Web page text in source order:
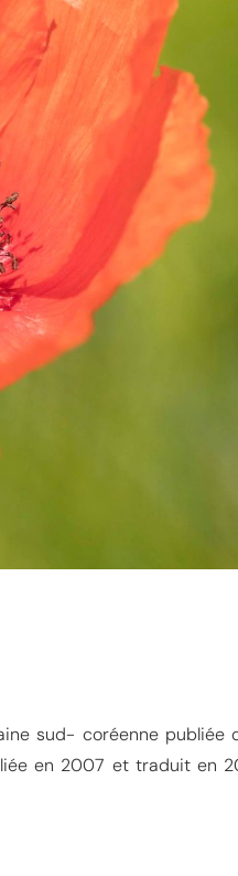
sud- coréenne publiée
en 2007 et traduit en